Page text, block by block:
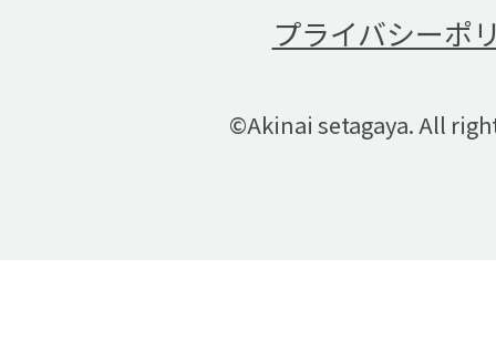
プライバシーポ
©Akinai setagaya. All